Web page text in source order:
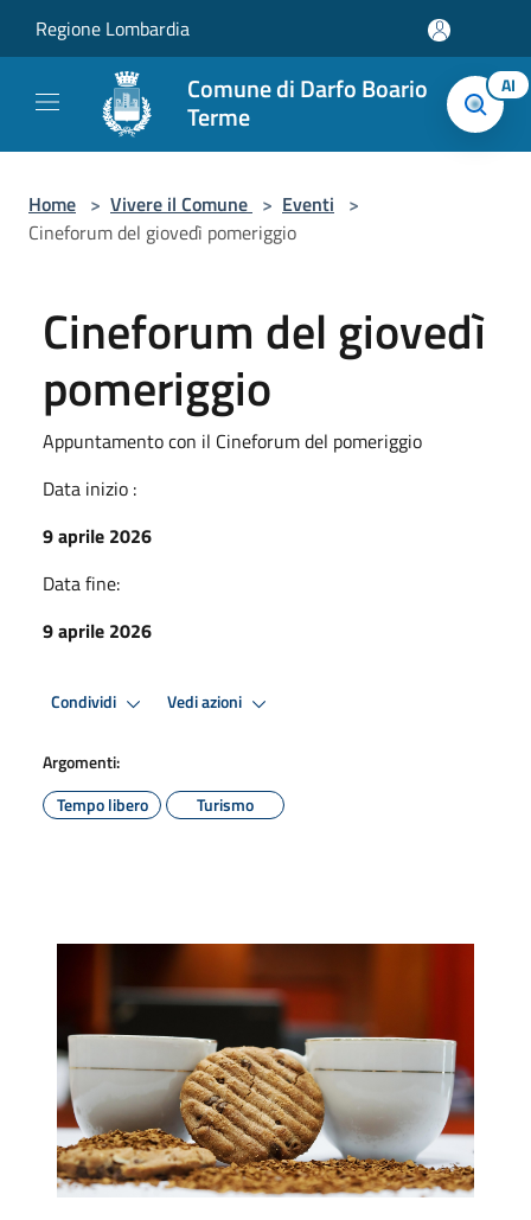
Regione Lombardia
Comune di Darfo Boario
Terme
AI
Home > Vivere il Comune > Eventi >
Cineforum del giovedì pomeriggio
Cineforum del giovedì
pomeriggio
Appuntamento con il Cineforum del pomeriggio
Data inizio :
9 aprile 2026
Data fine:
9 aprile 2026
Condividi Vedi azioni
Argomenti:
Tempo libero
Turismo